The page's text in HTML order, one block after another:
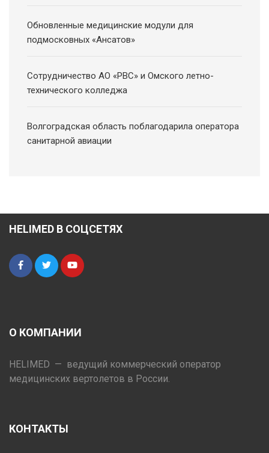
Обновленные медицинские модули для
подмосковных «Ансатов»
Сотрудничество АО «РВС» и Омского летно-
технического колледжа
Волгоградская область поблагодарила оператора
санитарной авиации
HELIMED В СОЦСЕТЯХ
О КОМПАНИИ
HELIMED — ведущий коммерческий оператор
медицинских вертолетов в России.
КОНТАКТЫ